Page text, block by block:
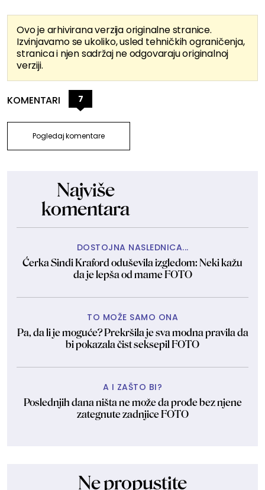
Ovo je arhivirana verzija originalne stranice.
Izvinjavamo se ukoliko, usled tehničkih ograničenja,
stranica i njen sadržaj ne odgovaraju originalnoj
verziji.
KOMENTARI 7
Pogledaj komentare
Najviše
komentara
DOSTOJNA NASLEDNICA...
Ćerka Sindi Kraford oduševila izgledom: Neki kažu
da je lepša od mame FOTO
TO MOŽE SAMO ONA
Pa, da li je moguće? Prekršila je sva modna pravila da
bi pokazala čist seksepil FOTO
A I ZAŠTO BI?
Poslednjih dana ništa ne može da prođe bez njene
zategnute zadnjice FOTO
Ne propustite